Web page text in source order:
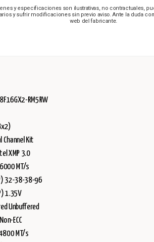
y especificaciones son ilustrativas, no contractuales,
y sufrir modificaciones sin previo aviso. Ante la duda
web del fabricante.
RM5RW
Channel Kit
XMP 3.0
MT/s
32-38-38-96
1.35V
Unbuffered
ECC
MT/s